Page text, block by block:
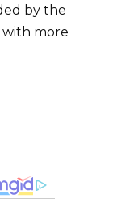
by the
with more